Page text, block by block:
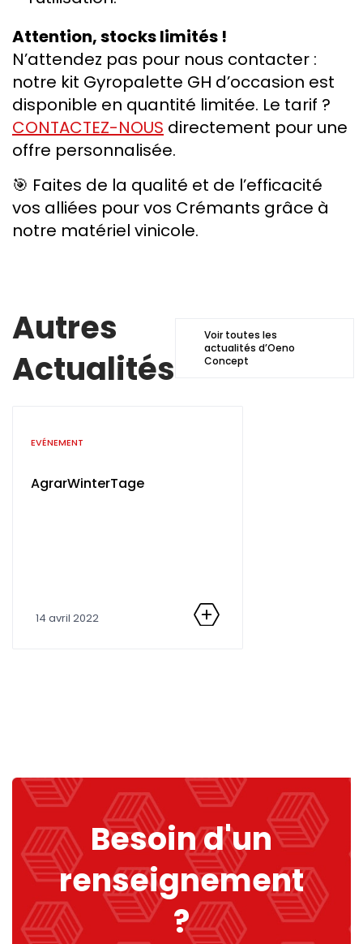
Attention, stocks limités !
N’attendez pas pour nous contacter :
notre kit Gyropalette GH d’occasion est
disponible en quantité limitée. Le tarif ?
CONTACTEZ-NOUS directement pour une
offre personnalisée.
🎯 Faites de la qualité et de l’efficacité
vos alliées pour vos Crémants grâce à
notre matériel vinicole.
Autres
Actualités
Voir toutes les
actualités d’Oeno
Concept
EVÉNEMENT
AgrarWinterTage
14 avril 2022
Besoin d'un
renseignement
?